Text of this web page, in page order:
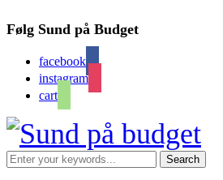
Følg Sund på Budget
facebook
instagram
cart